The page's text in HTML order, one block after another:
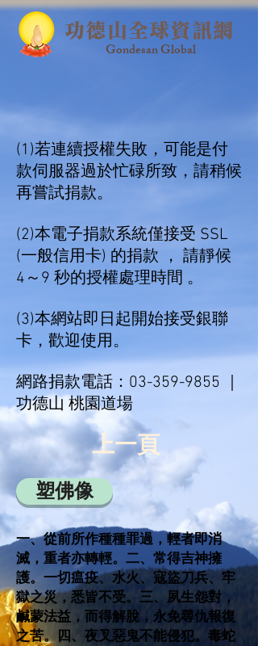
功德山全球資訊網
Gondesan Global
(1)若連續授權失敗，可能是付
款伺服器過於忙碌所致，請稍候
再嘗試捐款。
(2)本電子捐款系統僅接受 SSL
(一般信用卡) 的捐款 ， 請靜候
4～9 秒的授權處理時間 。
(3)本網站即日起開始接受銀聯
卡，歡迎使用。
網路捐款電話： 03-359-9855
功德山 桃園道場
上一頁
塑佛像
一、從前所作種種罪過，輕者即消
滅，重者亦轉輕。二、常得吉神擁
護。一切瘟疫、水火、寇盜刀兵、牢
獄之災，悉皆不受。三、夙生怨對，
鹹蒙法益，而得解脫，永免尋仇報復
之苦。四、夜叉惡鬼不能侵犯。毒蛇